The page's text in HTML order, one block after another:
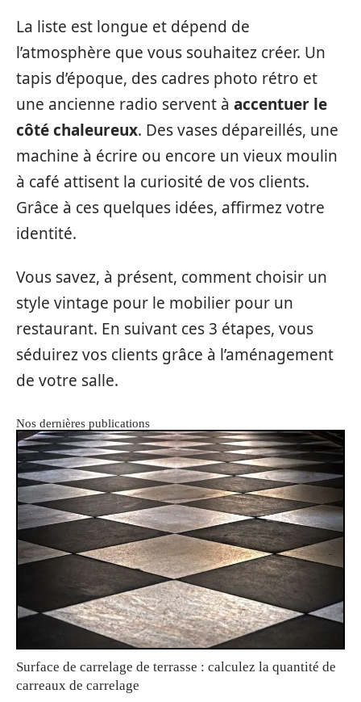
La liste est longue et dépend de
l’atmosphère que vous souhaitez créer. Un
tapis d’époque, des cadres photo rétro et
une ancienne radio servent à accentuer le
côté chaleureux. Des vases dépareillés, une
machine à écrire ou encore un vieux moulin
à café attisent la curiosité de vos clients.
Grâce à ces quelques idées, affirmez votre
identité.
Vous savez, à présent, comment choisir un
style vintage pour le mobilier pour un
restaurant. En suivant ces 3 étapes, vous
séduirez vos clients grâce à l’aménagement
de votre salle.
Nos dernières publications
Surface de carrelage de terrasse : calculez la quantité de
carreaux de carrelage